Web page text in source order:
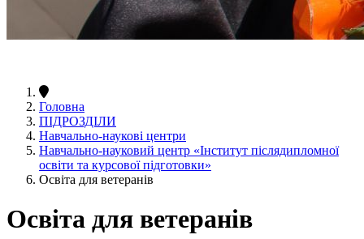
Головна
ПІДРОЗДІЛИ
Навчально-наукові центри
Навчально-науковий центр «Інститут післядипломної
освіти та курсової підготовки»
Освіта для ветеранів
Освіта для ветеранів